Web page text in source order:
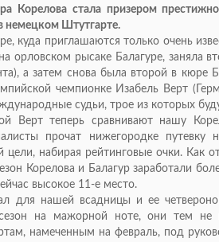
Корелова стала призером
немецком Штутгарте.
куда приглашаются только очень
орловском рысаке Балагуре, заняла
а затем снова была второй в кюре
чемпионке Изабель Верт
судьи, трое из которых
Верт теперь сравнивают нашу
прочат нижегородке
цели, набирая рейтинговые очки. Как
Корелова и Балагур заработали
высокое 11-е место.
для нашей всадницы и ее
на мажорной ноте, они тем не
намеченным на февраль, под